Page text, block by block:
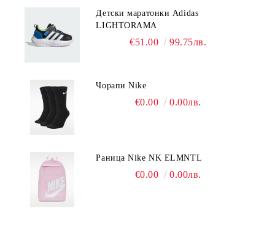
Детски маратонки Adidas
LIGHTORAMA
€51.00 99.75лв.
Чорапи Nike
€0.00 0.00лв.
Раница Nike NK ELMNTL
€0.00 0.00лв.